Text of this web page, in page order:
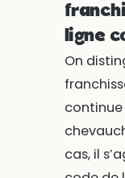
ligne
On
continue
cas, il